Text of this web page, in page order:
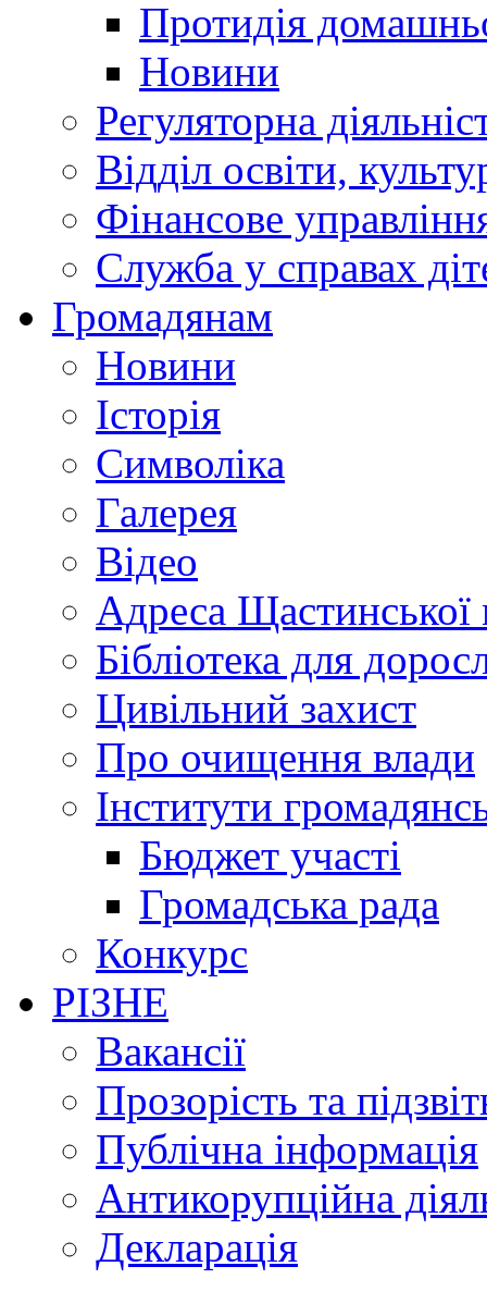
Протидія
Новини
Регуляторна
Відділ освіти,
Фінансове
Служба у справах
Громадянам
Новини
Історія
Символіка
Галерея
Відео
Адреса Щастинської
Бібліотека для
Цивільний захист
Про очищення влади
Інститути
Бюджет участі
Громадська рада
Конкурс
РІЗНЕ
Вакансії
Прозорість та
Публічна інформація
Антикорупційна
Декларація